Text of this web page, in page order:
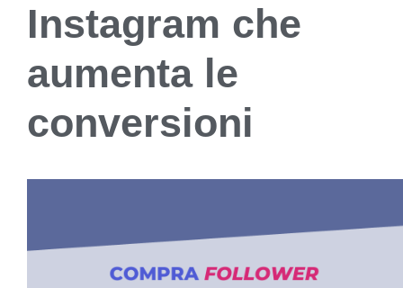
Instagram che
aumenta le
conversioni